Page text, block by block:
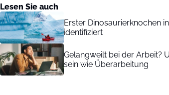
Lesen Sie auch
Erster Dinosaurierknochen
identifiziert
Gelangweilt bei der Arbeit?
sein wie Überarbeitung